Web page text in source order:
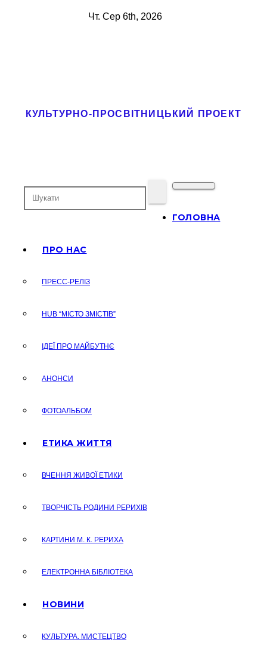
Чт. Сер 6th, 2026
КУЛЬТУРНО-ПРОСВІТНИЦЬКИЙ ПРОЕКТ
ГОЛОВНА
ПРО НАС
ПРЕСС-РЕЛІЗ
HUB “МІСТО ЗМІСТІВ”
ІДЕЇ ПРО МАЙБУТНЄ
АНОНСИ
ФОТОАЛЬБОМ
ЕТИКА ЖИТТЯ
ВЧЕННЯ ЖИВОЇ ЕТИКИ
ТВОРЧІСТЬ РОДИНИ РЕРИХІВ
КАРТИНИ М. К. РЕРИХА
ЕЛЕКТРОННА БІБЛІОТЕКА
НОВИНИ
КУЛЬТУРА. МИСТЕЦТВО